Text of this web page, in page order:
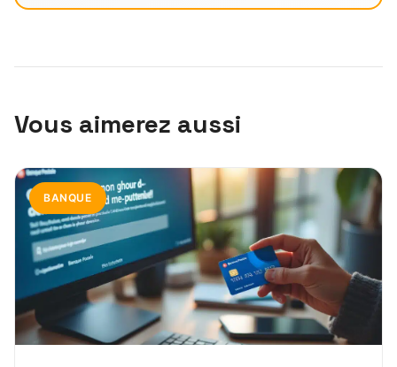
Vous aimerez aussi
BANQUE